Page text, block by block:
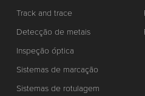
Track and trace
Detecção de metais
Inspeção óptica
Sistemas de marcação
Sistemas de rotulagem